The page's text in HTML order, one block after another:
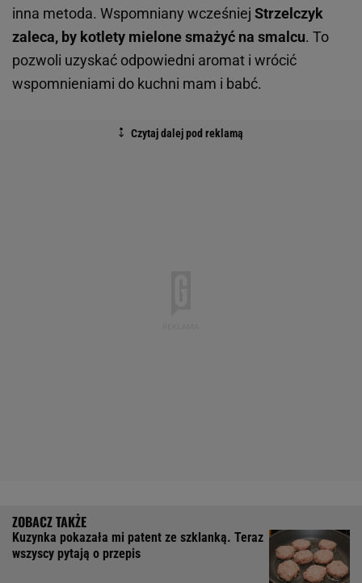
inna metoda. Wspomniany wcześniej Strzelczyk
zaleca, by kotlety mielone smażyć na smalcu. To
pozwoli uzyskać odpowiedni aromat i wrócić
wspomnieniami do kuchni mam i babć.
Kuzynka pokazała mi patent ze szklanką. Teraz
wszyscy pytają o przepis